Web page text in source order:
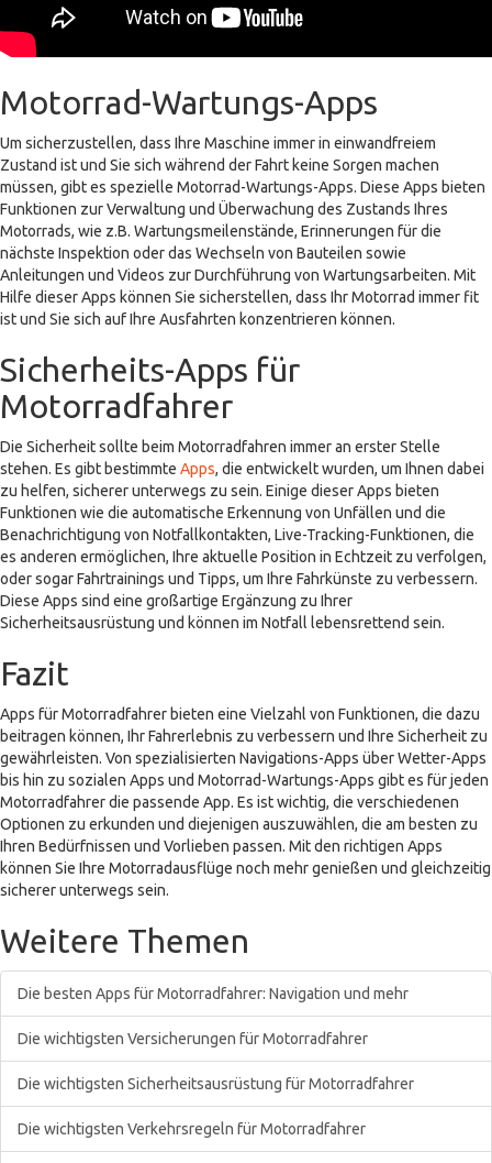
Motorrad-Wartungs-Apps
Um sicherzustellen, dass Ihre Maschine immer in einwandfreiem
Zustand ist und Sie sich während der Fahrt keine Sorgen machen
müssen, gibt es spezielle Motorrad-Wartungs-Apps. Diese Apps bieten
Funktionen zur Verwaltung und Überwachung des Zustands Ihres
Motorrads, wie z.B. Wartungsmeilenstände, Erinnerungen für die
nächste Inspektion oder das Wechseln von Bauteilen sowie
Anleitungen und Videos zur Durchführung von Wartungsarbeiten. Mit
Hilfe dieser Apps können Sie sicherstellen, dass Ihr Motorrad immer fit
ist und Sie sich auf Ihre Ausfahrten konzentrieren können.
Sicherheits-Apps für
Motorradfahrer
Die Sicherheit sollte beim Motorradfahren immer an erster Stelle
stehen. Es gibt bestimmte Apps, die entwickelt wurden, um Ihnen dabei
zu helfen, sicherer unterwegs zu sein. Einige dieser Apps bieten
Funktionen wie die automatische Erkennung von Unfällen und die
Benachrichtigung von Notfallkontakten, Live-Tracking-Funktionen, die
es anderen ermöglichen, Ihre aktuelle Position in Echtzeit zu verfolgen,
oder sogar Fahrtrainings und Tipps, um Ihre Fahrkünste zu verbessern.
Diese Apps sind eine großartige Ergänzung zu Ihrer
Sicherheitsausrüstung und können im Notfall lebensrettend sein.
Fazit
Apps für Motorradfahrer bieten eine Vielzahl von Funktionen, die dazu
beitragen können, Ihr Fahrerlebnis zu verbessern und Ihre Sicherheit zu
gewährleisten. Von spezialisierten Navigations-Apps über Wetter-Apps
bis hin zu sozialen Apps und Motorrad-Wartungs-Apps gibt es für jeden
Motorradfahrer die passende App. Es ist wichtig, die verschiedenen
Optionen zu erkunden und diejenigen auszuwählen, die am besten zu
Ihren Bedürfnissen und Vorlieben passen. Mit den richtigen Apps
können Sie Ihre Motorradausflüge noch mehr genießen und gleichzeitig
sicherer unterwegs sein.
Weitere Themen
Die besten Apps für Motorradfahrer: Navigation und mehr
Die wichtigsten Versicherungen für Motorradfahrer
Die wichtigsten Sicherheitsausrüstung für Motorradfahrer
Die wichtigsten Verkehrsregeln für Motorradfahrer